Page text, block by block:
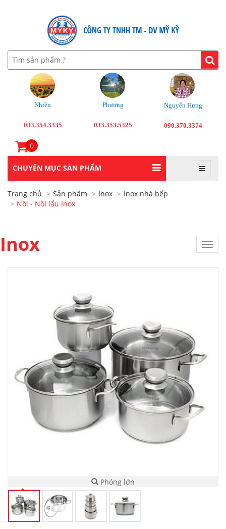
Nhiên
033.354.3335
Phương
033.353.5325
Nguyễn Hưng
090.370.3374
0
CHUYÊN MỤC SẢN PHẨM
Trang chủ Sản phẩm Inox
Inox nhà bếp
Nồi - Nồi lẩu Inox
Inox
Phóng lớn